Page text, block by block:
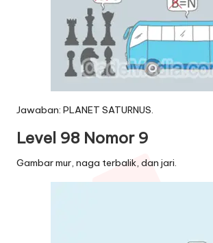
Jawaban: PLANET SATURNUS.
Level 98 Nomor 9
Gambar mur, naga terbalik, dan jari.